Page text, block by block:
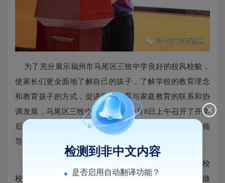
为了 充分展示福州市马尾区三牧中学 良好的校风校貌 ，
使家长们更全面地了解自己的孩子，了解学校的教育理念
和教育孩子的方式，促进学校教育与家庭教育的联系和协
调发展，马尾区三牧中学于2018 年 9月 8日 上午召开了开学
后的
家长会。为了使这次家长会成功举办，学校领
导和教师十分重视，精心准备
八点半，新生集体家长会在学校报告厅准时举行。学校
校长官福城，党组织负责人蓝跃乾参加了此次会议，并做
检测到非中文内容
是否启用自动翻译功能？